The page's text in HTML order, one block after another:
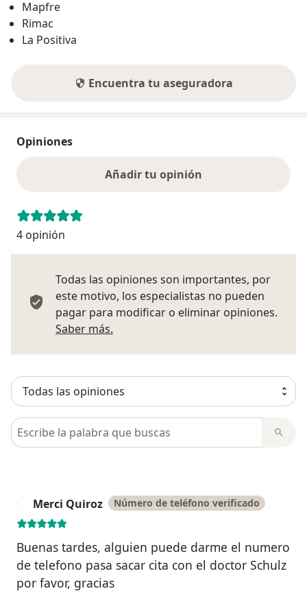
Mapfre
Rimac
La Positiva
Encuentra tu aseguradora
Opiniones
Añadir tu opinión
4 opinión
Todas las opiniones son importantes, por
este motivo, los especialistas no pueden
pagar para modificar o eliminar opiniones.
Saber más.
Busca en opiniones
Merci Quiroz Número de teléfono verificado
Buenas tardes, alguien puede darme el numero
de telefono pasa sacar cita con el doctor Schulz
por favor, gracias